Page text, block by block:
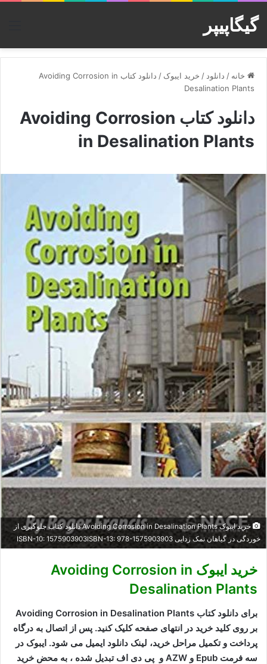
گیگاپیپر
خانه / دانلود / خرید ایبوک /
دانلود کتاب Avoiding Corrosion in
Desalination Plants
دانلود کتاب Avoiding Corrosion
in Desalination Plants
خرید ایبوک Avoiding Corrosion in Desalination Plants دانلود کتاب جلوگیری از
خوردگی در گیاهان نمک زدایی ISBN-10: 1575903903ISBN-13: 978-1575903903
خرید ایبوک Avoiding Corrosion in
Desalination Plants
برای دانلود کتاب Avoiding Corrosion in Desalination Plants
بر روی کلید خرید در انتهای صفحه کلیک کنید. پس از اتصال به درگاه
پرداخت و تکمیل مراحل خرید، لینک دانلود ایمیل می شود. ایبوک در
سه فرمت Epub و AZW و پی دی اف تبدیل شده ، به محض خرید